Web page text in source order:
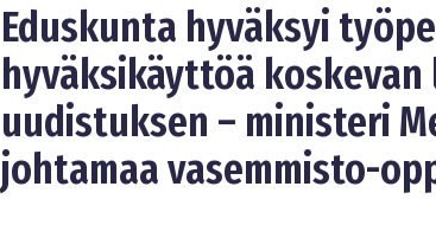
Eduskunta hyväksyi
hyväksikäyttöä
uudistuksen – ministeri
johtamaa vasemmisto-